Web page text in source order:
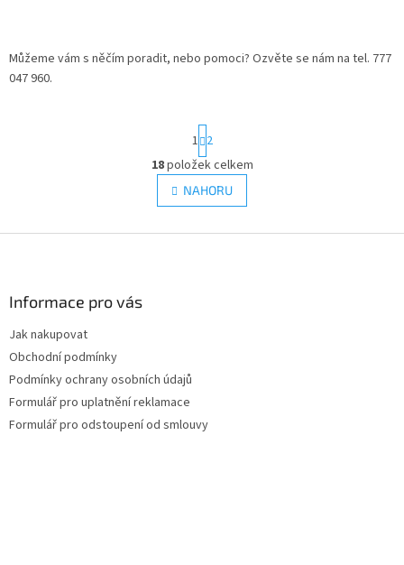
Můžeme vám s něčím poradit, nebo pomoci? Ozvěte se nám na tel. 777
047 960.
O
v
l
p
S
t
r
á
n
k
v
1 2
18položek celkem
NAHORU
Informace pro vás
Jak nakupovat
Obchodní podmínky
Podmínky ochrany osobních údajů
Formulář pro uplatnění reklamace
Formulář pro odstoupení od smlouvy